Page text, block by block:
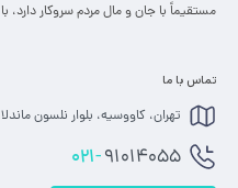
دیسک و صفحه کلاچ
است که اگر با خودرو سرو کار
دیسک و صفحه یکی از پر مصرف
کلاچ خودرو است که در هر
مستقیماً با جان و مال مردم سروکار
تماس با ما
تهران، کاووسیه، بلوار نلسون
021-91014055